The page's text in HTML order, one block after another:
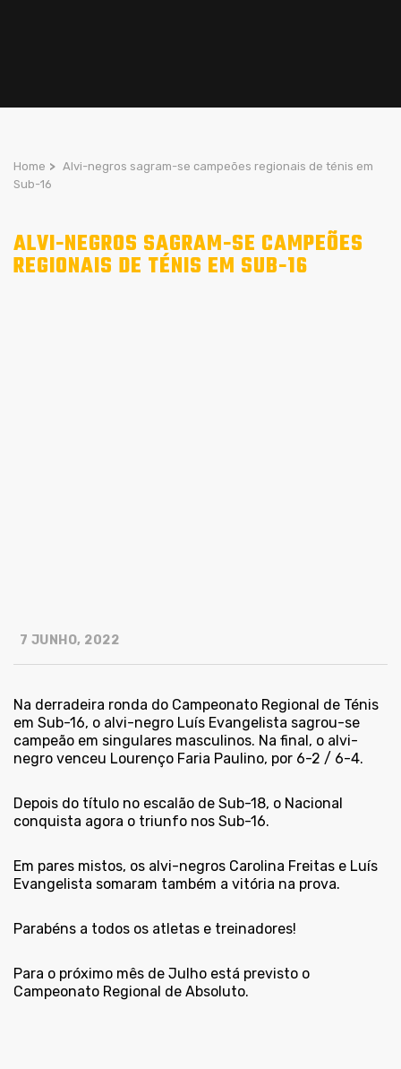
Home > Alvi-negros sagram-se campeões regionais de ténis em
Sub-16
ALVI-NEGROS SAGRAM-SE CAMPEÕES
REGIONAIS DE TÉNIS EM SUB-16
7 JUNHO, 2022
Na derradeira ronda do Campeonato Regional de Ténis
em Sub-16, o alvi-negro Luís Evangelista sagrou-se
campeão em singulares masculinos. Na final, o alvi-
negro venceu Lourenço Faria Paulino, por 6-2 / 6-4.
Depois do título no escalão de Sub-18, o Nacional
conquista agora o triunfo nos Sub-16.
Em pares mistos, os alvi-negros Carolina Freitas e Luís
Evangelista somaram também a vitória na prova.
Parabéns a todos os atletas e treinadores!
Para o próximo mês de Julho está previsto o
Campeonato Regional de Absoluto.